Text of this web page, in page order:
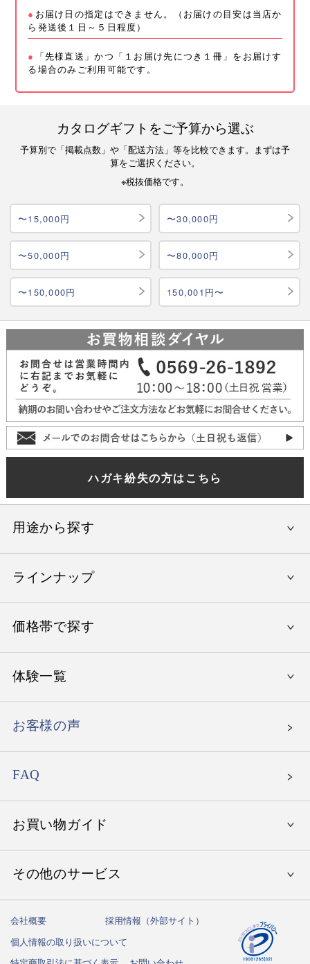
お届け日の指定はできません。（お届けの目安は当店か
ら発送後１日～５日程度）
「先様直送」かつ「１お届け先につき１冊」をお届けす
る場合のみご利用可能です。
カタログギフトをご予算から選ぶ
予算別で「掲載点数」や「配送方法」等を比較できます。まずは予
算をご選択ください。
※税抜価格です。
〜15,000円 〜30,000円
〜50,000円 〜80,000円
〜150,000円 150,001円〜
ハガキ紛失の方はこちら
用途から探す
還暦祝い
入学祝い
就職祝い
母の日
ラインナップ
やすらぎの旅
エグゼタイム パート5
エグゼタイムプラチナム
たびもの撰華
価格帯で探す
〜15,000円
〜80,000円
〜150,000円
150,001円〜
体験一覧
関東地方の温泉旅館
中部地方の温泉旅館
関西地方の温泉旅館
九州・沖縄の温泉旅館
関東地方のホテル
中部地方のホテル
関西地方のホテル
中国地方のホテル
九州・沖縄のホテル
関東地方でレストラン体験
中国・九州地方でレストラン体験
中部地方でゴルフ体験
関西地方でゴルフ体験
フェイスリフトアップ
お客様の声
FAQ
お買い物ガイド
初めての方へ
送料・お支払い方法
その他のサービス
ハガキ紛失の方はこちら
しきたりサイト
会社概要
採用情報（外部サイト）
個人情報の取り扱いについて